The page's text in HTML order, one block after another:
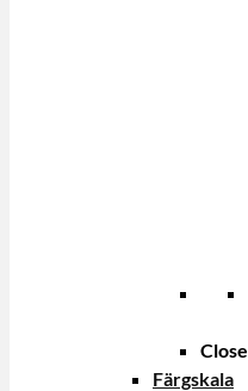
Close
Färgskala